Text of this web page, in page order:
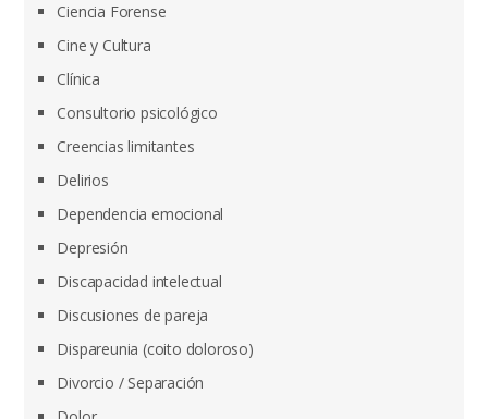
Ciencia Forense
Cine y Cultura
Clínica
Consultorio psicológico
Creencias limitantes
Delirios
Dependencia emocional
Depresión
Discapacidad intelectual
Discusiones de pareja
Dispareunia (coito doloroso)
Divorcio / Separación